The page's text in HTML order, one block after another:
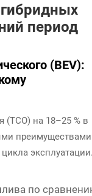
период
(BEV):
на 18–25 % в
преимуществами
эксплуатации.
по